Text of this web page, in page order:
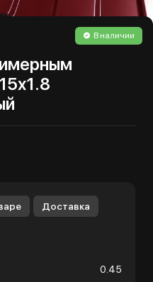
В наличии
Доставка
0.45